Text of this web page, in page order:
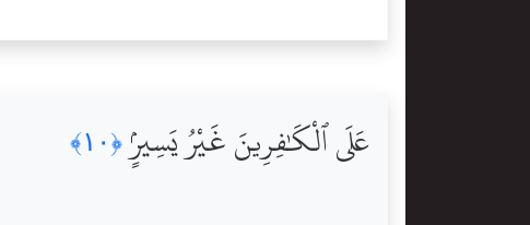
عَلَى ٱلْكَٰفِرِينَ غَيْرُ يَسِيرٍۢ﴿١٠﴾